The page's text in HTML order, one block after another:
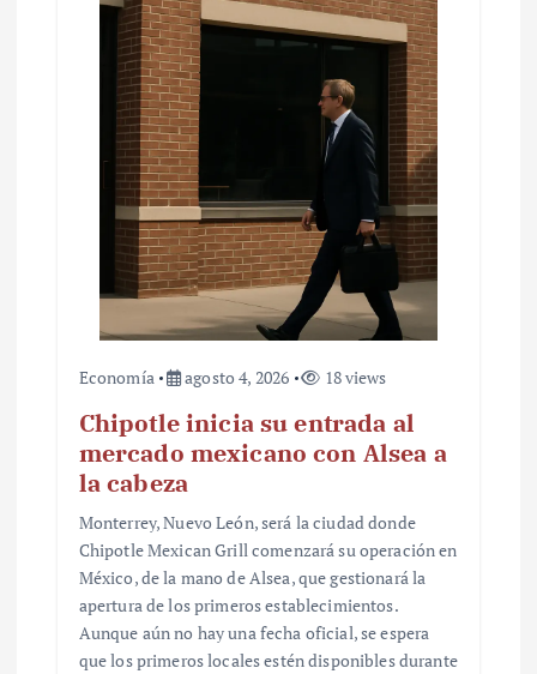
Economía agosto 4, 2026 18 views
Chipotle inicia su entrada al
mercado mexicano con Alsea a
la cabeza
Monterrey, Nuevo León, será la ciudad donde
Chipotle Mexican Grill comenzará su operación en
México, de la mano de Alsea, que gestionará la
apertura de los primeros establecimientos.
Aunque aún no hay una fecha oficial, se espera
que los primeros locales estén disponibles durante